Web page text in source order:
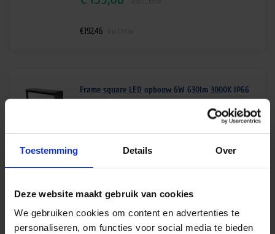
Toestemming Details Over
Deze website maakt gebruik van cookies
We gebruiken cookies om content en advertenties te
personaliseren, om functies voor social media te bieden
€192,46
Frame square LED opbouw 6W 630lm 3000K IP66
zwart – dimbaar